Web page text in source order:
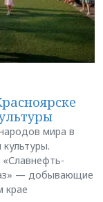
мира в
— добывающие
крае